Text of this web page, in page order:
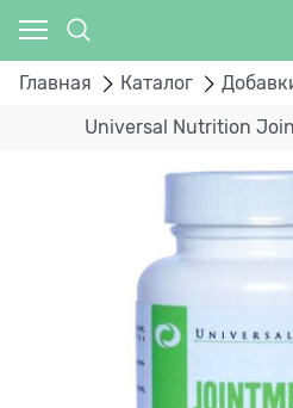
Главная Каталог
Universal Nutrition